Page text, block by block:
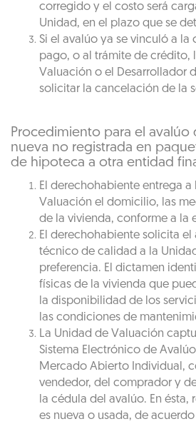
corregido y el costo será
Unidad, en el plazo que se
Si el avalúo ya se vinculó a la
pago, o al trámite de crédito,
Valuación o el Desarrollador
solicitar la cancelación de la
Procedimiento para el avalúo
nueva no registrada en
de hipoteca a otra entidad
El derechohabiente entrega
Valuación el domicilio, las
de la vivienda, conforme a la
El derechohabiente solicita
técnico de calidad a la
preferencia. El dictamen
físicas de la vivienda que
la disponibilidad de los
las condiciones de
La Unidad de Valuación
Sistema Electrónico de
Mercado Abierto Individual,
vendedor, del comprador y
la cédula del avalúo. En ésta,
es nueva o usada, de